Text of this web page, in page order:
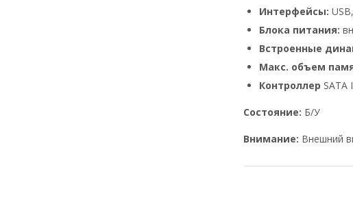
Интерфейсы:
Блока питания:
Встроенные
Макс. объем
Контроллер SATA
Состояние: Б/У
Внимание: Внешний